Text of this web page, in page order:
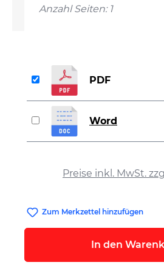
Anzahl Seiten: 1
Preise inkl. MwSt.
PDF
Word
Zum Merkzettel hinzufügen
In den